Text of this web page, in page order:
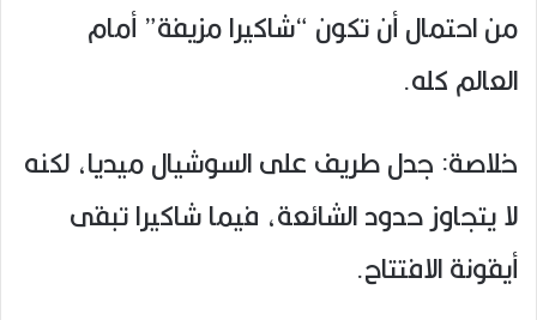
من احتمال أن تكون “شاكيرا مزيفة” أمام
العالم كله.
خلاصة: جدل طريف على السوشيال ميديا، لكنه
لا يتجاوز حدود الشائعة، فيما شاكيرا تبقى
أيقونة الافتتاح.